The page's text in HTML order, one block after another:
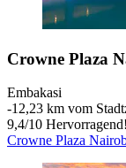
Crowne Plaza
Embakasi
‐12,23 km vom
9,4/10
Crowne Plaza